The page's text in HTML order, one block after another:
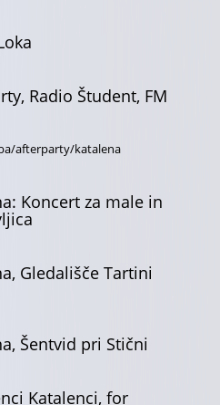
Radio Študent, FM
afterparty/katalena
Koncert za male in
Gledališče Tartini
Šentvid pri Stični
Katalenci, for